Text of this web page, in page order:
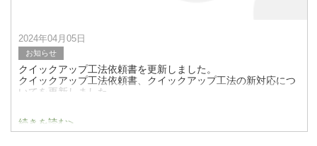
2024年04月05日
お知らせ
クイックアップ工法依頼書を更新しました。
クイックアップ工法依頼書、クイックアップ工法の新対応につ
いてを更新しました。
続きを読む>